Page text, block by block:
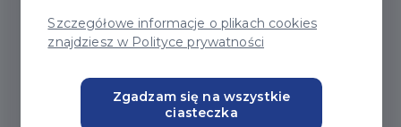
Mieszkanki i mieszkańcy Gdańska także w 2026 roku
mogą korzystać z szerokiej oferty wypożyczalni
sprzętu rehabilitacyjnego. Mieści się ona przyal. Gen.
Józefa Hallera 115.By otrzymać pomoc, wystarczy
pisemne wskazanie lekarza lub fizjoterapeuty o
Szczegółowe informacje o plikach cookies
znajdziesz w Polityce prywatności
Zgadzam się na wszystkie
ciasteczka